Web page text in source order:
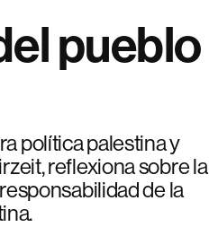
pueblo
política palestina y
reflexiona sobre la
de la